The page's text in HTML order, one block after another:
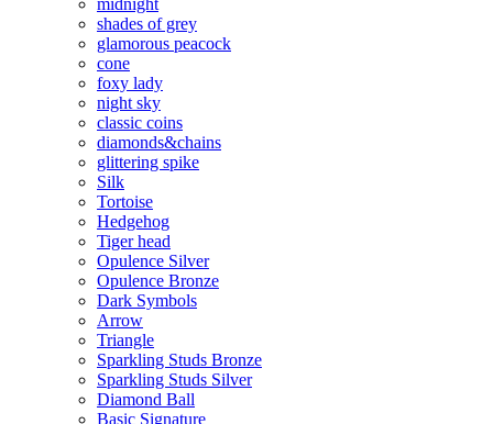
midnight
shades of grey
glamorous peacock
cone
foxy lady
night sky
classic coins
diamonds&chains
glittering spike
Silk
Tortoise
Hedgehog
Tiger head
Opulence Silver
Opulence Bronze
Dark Symbols
Arrow
Triangle
Sparkling Studs Bronze
Sparkling Studs Silver
Diamond Ball
Basic Signature